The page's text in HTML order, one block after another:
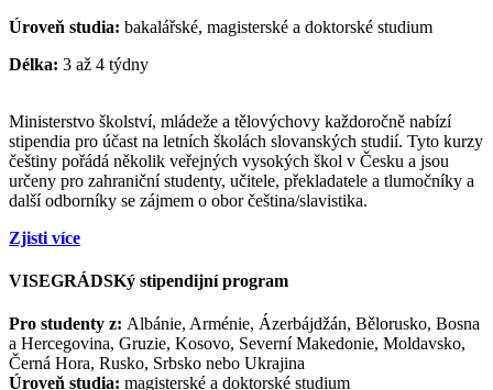
Úroveň studia: bakalářské, magisterské a doktorské studium
Délka: 3 až 4 týdny
Ministerstvo školství, mládeže a tělovýchovy každoročně nabízí
stipendia pro účast na letních školách slovanských studií. Tyto kurzy
češtiny pořádá několik veřejných vysokých škol v Česku a jsou
určeny pro zahraniční studenty, učitele, překladatele a tlumočníky a
další odborníky se zájmem o obor čeština/slavistika.
Zjisti více
VISEGRÁDSKý stipendijní program
Pro studenty z: Albánie, Arménie, Ázerbájdžán, Bělorusko, Bosna
a Hercegovina, Gruzie, Kosovo, Severní Makedonie, Moldavsko,
Černá Hora, Rusko, Srbsko nebo Ukrajina
Úroveň studia: magisterské a doktorské studium